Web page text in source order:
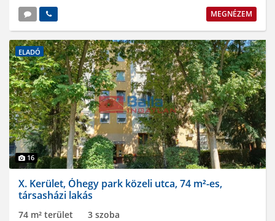
MEGNÉZEM
ELADÓ
16
X. Kerület, Óhegy park közeli utca, 74 m²-es,
társasházi lakás
74 m² terület 3 szoba